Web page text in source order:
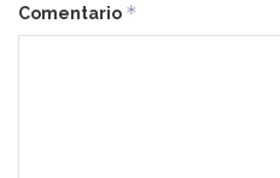
Comentario *